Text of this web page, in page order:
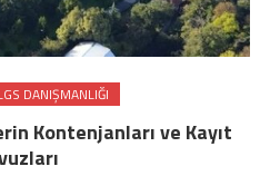
DANIŞMANLIĞI
Kontenjanları ve Kayıt